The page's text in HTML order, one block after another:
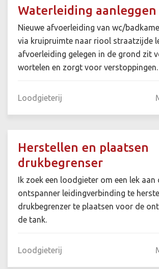
Waterleiding aanleggen
Nieuwe afvoerleiding van wc/
via kruipruimte naar riool straatzijde
afvoerleiding gelegen in de grond zit
wortelen en zorgt voor verstoppingen.
Loodgieterij
Herstellen en plaatsen
drukbegrenser
Ik zoek een loodgieter om een lek aan
ontspanner leidingverbinding te
drukbegrenzer te plaatsen voor de
de tank.
Loodgieterij